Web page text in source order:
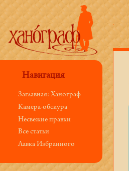
Навигация
Заглавная: Ханограф
Камера-обскура
Несвежие правки
Все статьи
Лавка Избранного